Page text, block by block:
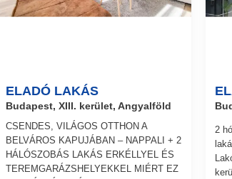
ELADÓ LAKÁS
Budapest, XIII. kerület, Angyalföld
CSENDES, VILÁGOS OTTHON A
BELVÁROS KAPUJÁBAN – NAPPALI + 2
HÁLÓSZOBÁS LAKÁS ERKÉLLYEL ÉS
TEREMGARÁZSHELYEKKEL MIÉRT EZ
2